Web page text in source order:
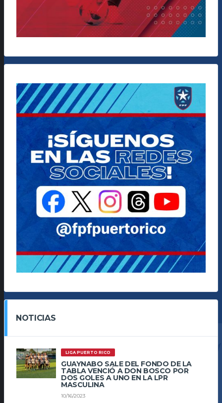
NOTICIAS
LIGA PUERTO RICO
GUAYNABO SALE DEL FONDO DE LA
TABLA VENCIÓ A DON BOSCO POR
DOS GOLES A UNO EN LA LPR
MASCULINA
10/16/2023